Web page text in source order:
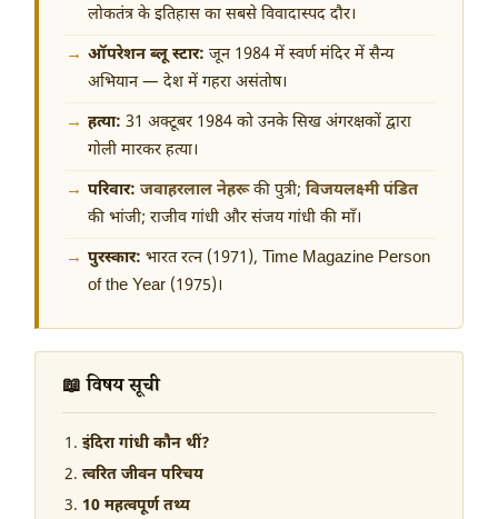
लोकतंत्र के इतिहास का सबसे विवादास्पद दौर।
ऑपरेशन ब्लू स्टार: जून 1984 में स्वर्ण मंदिर में सैन्य
अभियान — देश में गहरा असंतोष।
हत्या: 31 अक्टूबर 1984 को उनके सिख अंगरक्षकों द्वारा
गोली मारकर हत्या।
परिवार: जवाहरलाल नेहरूकी पुत्री; विजयलक्ष्मी पंडित
की भांजी; राजीव गांधी और संजय गांधी की माँ।
पुरस्कार: भारत रत्न (1971), Time Magazine Person
of the Year (1975)।
📖 विषय सूची
इंदिरा गांधी कौन थीं?
त्वरित जीवन परिचय
10 महत्वपूर्ण तथ्य